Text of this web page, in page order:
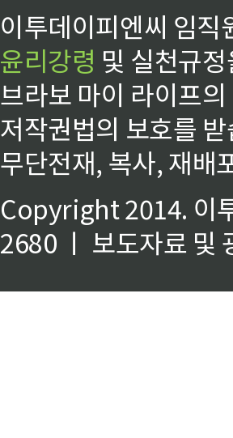
이투데이피엔씨 임
윤리강령 및 실천규
브라보 마이 라이프
저작권법의 보호를
무단전재, 복사, 재배
Copyright 2014. 이
2680 ㅣ 보도자료